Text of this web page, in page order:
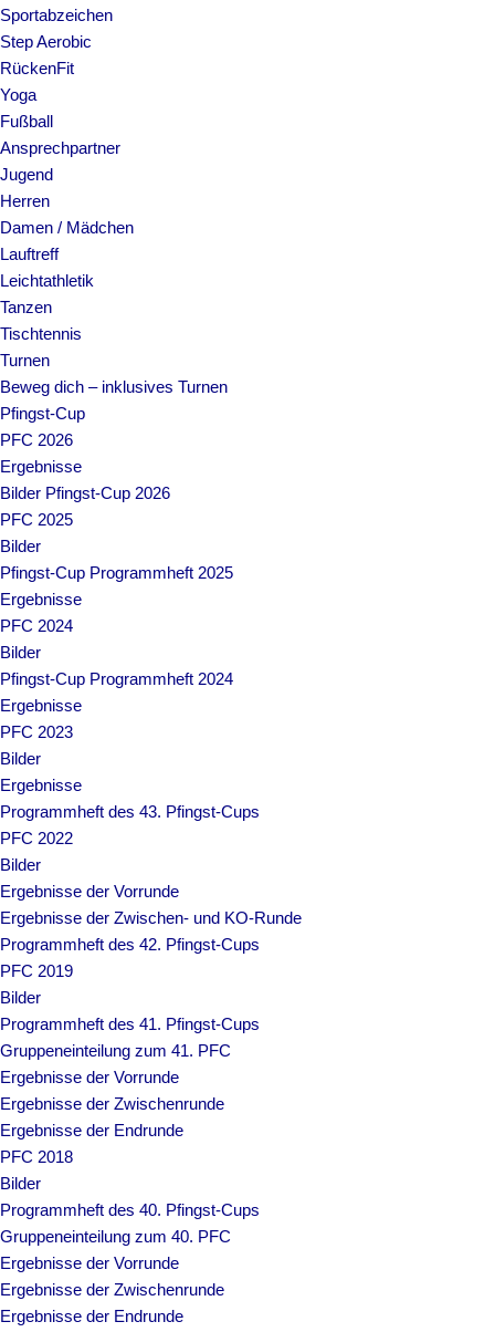
Sportabzeichen
Step Aerobic
RückenFit
Yoga
Fußball
Ansprechpartner
Jugend
Herren
Damen / Mädchen
Lauftreff
Leichtathletik
Tanzen
Tischtennis
Turnen
Beweg dich – inklusives Turnen
Pfingst-Cup
PFC 2026
Ergebnisse
Bilder Pfingst-Cup 2026
PFC 2025
Bilder
Pfingst-Cup Programmheft 2025
Ergebnisse
PFC 2024
Bilder
Pfingst-Cup Programmheft 2024
Ergebnisse
PFC 2023
Bilder
Ergebnisse
Programmheft des 43. Pfingst-Cups
PFC 2022
Bilder
Ergebnisse der Vorrunde
Ergebnisse der Zwischen- und KO-Runde
Programmheft des 42. Pfingst-Cups
PFC 2019
Bilder
Programmheft des 41. Pfingst-Cups
Gruppeneinteilung zum 41. PFC
Ergebnisse der Vorrunde
Ergebnisse der Zwischenrunde
Ergebnisse der Endrunde
PFC 2018
Bilder
Programmheft des 40. Pfingst-Cups
Gruppeneinteilung zum 40. PFC
Ergebnisse der Vorrunde
Ergebnisse der Zwischenrunde
Ergebnisse der Endrunde